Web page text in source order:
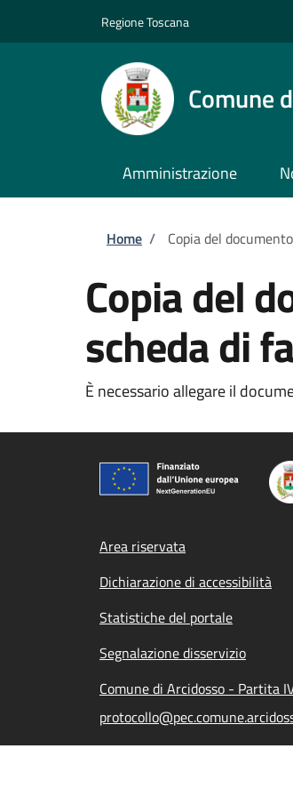
Regione Toscana
Comune
Amministrazione
Briciole di
Home / Copia del
Copia del
scheda di
È necessario allegare il
Footer menu
Area riservata
Dichiarazione di accessibilità
Statistiche del portale
Segnalazione disservizio
Comune di Arcidosso - Partita